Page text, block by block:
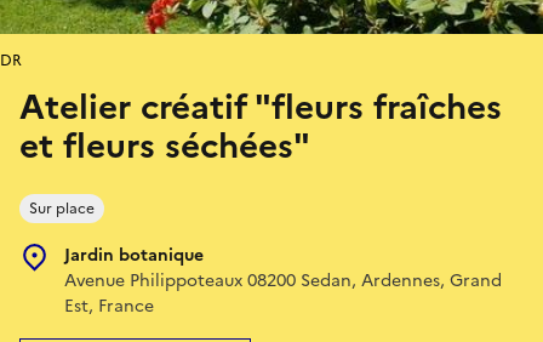
Atelier créatif "fleurs fraîches
et fleurs séchées"
Sur place
Jardin botanique
Avenue Philippoteaux 08200 Sedan, Ardennes, Grand
Est, France
DR